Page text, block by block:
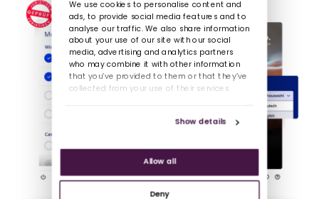
We use cookies to personalise content and
ads, to provide social media features and to
analyse our traffic. We also share information
about your use of our site with our social
media, advertising and analytics partners
who may combine it with other information
that you’ve provided to them or that they’ve
collected from your use of their services.
Show details
Allow all
Deny